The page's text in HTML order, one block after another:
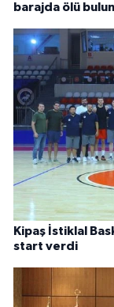
barajda ölü
Kipaş İstiklal
start verdi